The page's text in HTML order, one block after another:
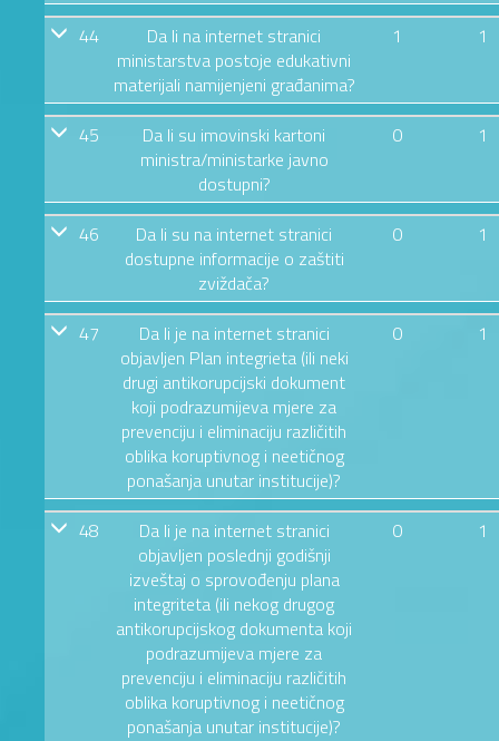
44
Da li na internet stranici
ministarstva postoje edukativni
materijali namijenjeni građanima?
1 1
45
Da li su imovinski kartoni
ministra/ministarke javno
dostupni?
0 1
46
Da li su na internet stranici
dostupne informacije o zaštiti
zviždača?
0 1
47
Da li je na internet stranici
objavljen Plan integrieta (ili neki
drugi antikorupcijski dokument
koji podrazumijeva mjere za
prevenciju i eliminaciju različitih
oblika koruptivnog i neetičnog
ponašanja unutar institucije)?
0 1
48
Da li je na internet stranici
objavljen poslednji godišnji
izveštaj o sprovođenju plana
integriteta (ili nekog drugog
antikorupcijskog dokumenta koji
podrazumijeva mjere za
prevenciju i eliminaciju različitih
oblika koruptivnog i neetičnog
ponašanja unutar institucije)?
0 1